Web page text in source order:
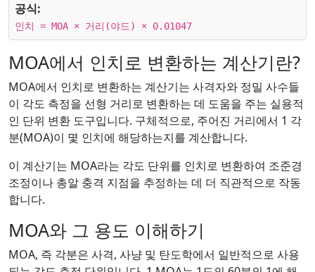
공식:
인치 = MOA × 거리(야드) × 0.01047
MOA에서 인치로 변환하는 계산기란?
MOA에서 인치로 변환하는 계산기는 사격자와 정밀 사수들
이 각도 측정을 선형 거리로 변환하는 데 도움을 주는 실용적
인 단위 변환 도구입니다. 구체적으로, 주어진 거리에서 1 각
분(MOA)이 몇 인치에 해당하는지를 계산합니다.
이 계산기는 MOA라는 각도 단위를 인치로 변환하여 조준경
조정이나 총알 충격 지점을 추정하는 데 더 직관적으로 작동
합니다.
MOA와 그 용도 이해하기
MOA, 즉 각분은 사격, 사냥 및 탄도학에서 일반적으로 사용